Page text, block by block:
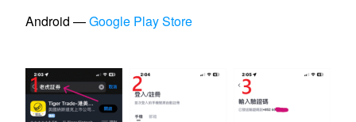
Android —Google Play Store